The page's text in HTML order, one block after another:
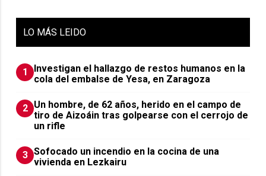
LO MÁS LEIDO
1
Investigan el hallazgo de restos humanos en la
cola del embalse de Yesa, en Zaragoza
2 Un hombre, de 62 años, herido en el campo de
tiro de Aizoáin tras golpearse con el cerrojo de
un rifle
3 Sofocado un incendio en la cocina de una
vivienda en Lezkairu